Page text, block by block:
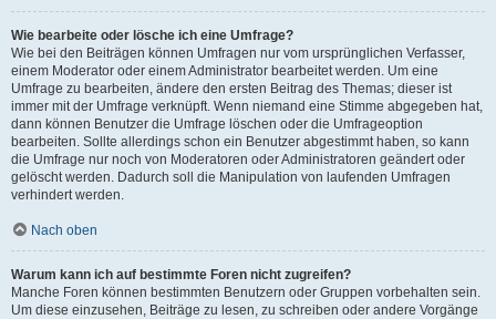
Wie bearbeite oder lösche ich eine Umfrage?
Wie bei den Beiträgen können Umfragen nur vom ursprünglichen Verfasser,
einem Moderator oder einem Administrator bearbeitet werden. Um eine
Umfrage zu bearbeiten, ändere den ersten Beitrag des Themas; dieser ist
immer mit der Umfrage verknüpft. Wenn niemand eine Stimme abgegeben hat,
dann können Benutzer die Umfrage löschen oder die Umfrageoption
bearbeiten. Sollte allerdings schon ein Benutzer abgestimmt haben, so kann
die Umfrage nur noch von Moderatoren oder Administratoren geändert oder
gelöscht werden. Dadurch soll die Manipulation von laufenden Umfragen
verhindert werden.
Nach oben
Warum kann ich auf bestimmte Foren nicht zugreifen?
Manche Foren können bestimmten Benutzern oder Gruppen vorbehalten sein.
Um diese einzusehen, Beiträge zu lesen, zu schreiben oder andere Vorgänge